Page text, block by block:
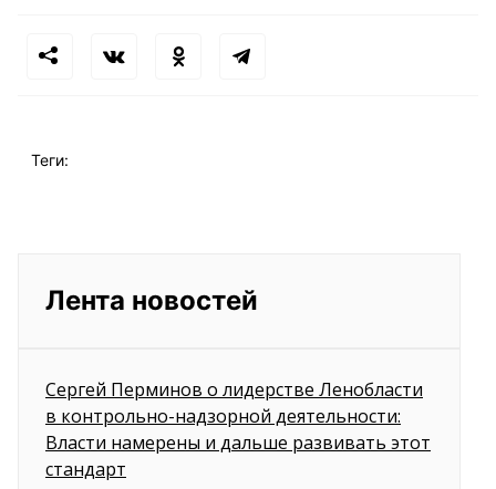
Теги:
Лента новостей
Сергей Перминов о лидерстве Ленобласти
в контрольно-надзорной деятельности:
Власти намерены и дальше развивать этот
стандарт